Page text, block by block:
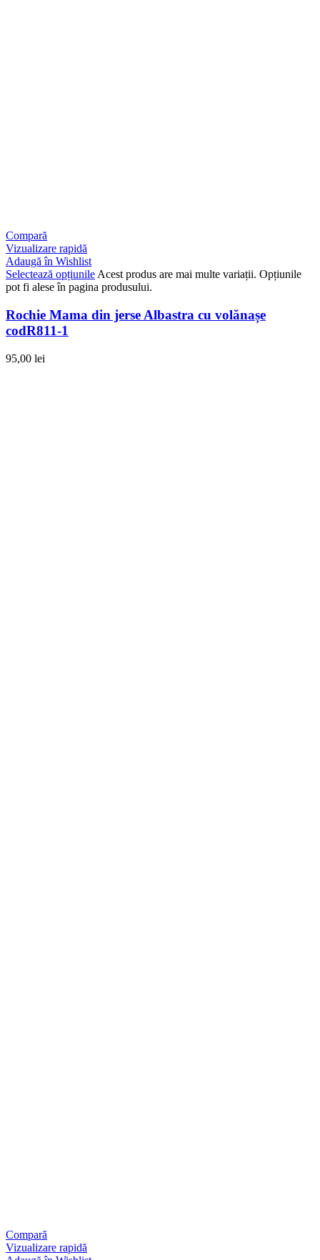
Compară
Vizualizare rapidă
Adaugă în Wishlist
Selectează opțiunile Acest produs are mai multe variații. Opțiunile
pot fi alese în pagina produsului.
Rochie Mama din jerse Albastra cu volănașe
codR811-1
95,00 lei
Compară
Vizualizare rapidă